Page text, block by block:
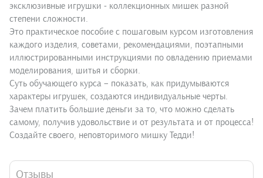
эксклюзивные игрушки - коллекционных мишек разной
степени сложности.
Это практическое пособие с пошаговым курсом изготовления
каждого изделия, советами, рекомендациями, поэтапными
иллюстрированными инструкциями по овладению приемами
моделирования, шитья и сборки.
Суть обучающего курса – показать, как придумываются
характеры игрушек, создаются индивидуальные черты.
Зачем платить большие деньги за то, что можно сделать
самому, получив удовольствие и от результата и от процесса!
Создайте своего, неповторимого мишку Тедди!
Отзывы